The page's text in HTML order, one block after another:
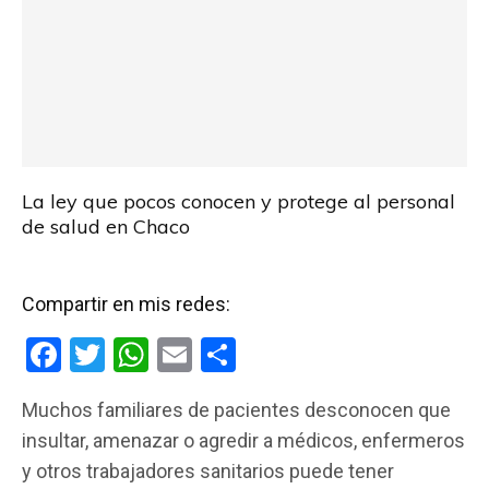
La ley que pocos conocen y protege al personal
de salud en Chaco
Compartir en mis redes:
F
ce
b
T
tt
er
W
at
s
E
ail m
p
Muchos familiares de pacientes desconocen que
insultar, amenazar o agredir a médicos, enfermeros
y otros trabajadores sanitarios puede tener